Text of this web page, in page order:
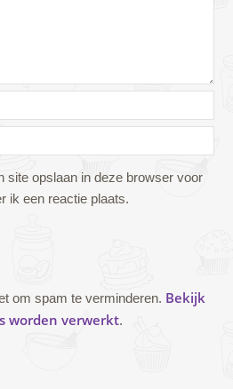
site opslaan in deze browser voor
ik een reactie plaats.
om spam te verminderen. Bekijk
worden verwerkt.